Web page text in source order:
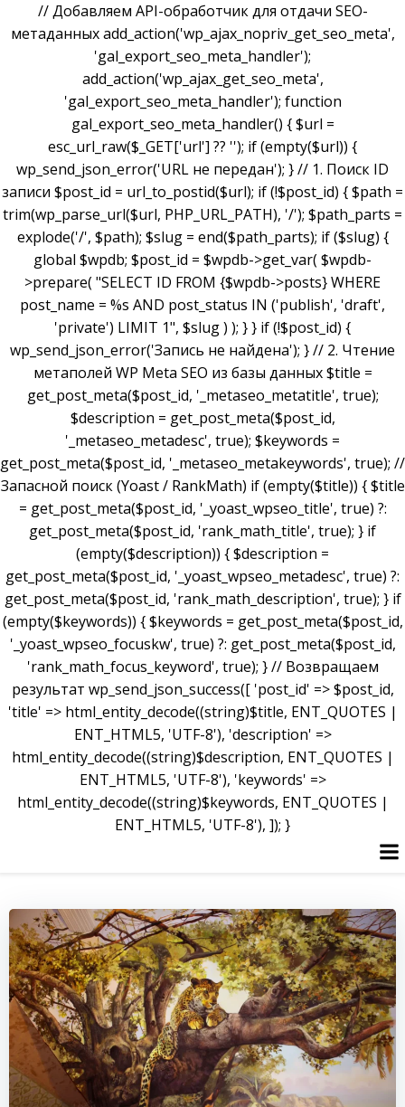
// Добавляем API-обработчик для отдачи SEO-
метаданных add_action('wp_ajax_nopriv_get_seo_meta',
'gal_export_seo_meta_handler');
add_action('wp_ajax_get_seo_meta',
'gal_export_seo_meta_handler'); function
gal_export_seo_meta_handler() { $url =
esc_url_raw($_GET['url'] ?? ''); if (empty($url)) {
wp_send_json_error('URL не передан'); } // 1. Поиск ID
записи $post_id = url_to_postid($url); if (!$post_id) { $path =
trim(wp_parse_url($url, PHP_URL_PATH), '/'); $path_parts =
explode('/', $path); $slug = end($path_parts); if ($slug) {
global $wpdb; $post_id = $wpdb->get_var( $wpdb-
>prepare( "SELECT ID FROM {$wpdb->posts} WHERE
post_name = %s AND post_status IN ('publish', 'draft',
'private') LIMIT 1", $slug ) ); } } if (!$post_id) {
wp_send_json_error('Запись не найдена'); } // 2. Чтение
метаполей WP Meta SEO из базы данных $title =
get_post_meta($post_id, '_metaseo_metatitle', true);
$description = get_post_meta($post_id,
'_metaseo_metadesc', true); $keywords =
get_post_meta($post_id, '_metaseo_metakeywords', true); //
Запасной поиск (Yoast / RankMath) if (empty($title)) { $title
= get_post_meta($post_id, '_yoast_wpseo_title', true) ?:
get_post_meta($post_id, 'rank_math_title', true); } if
(empty($description)) { $description =
get_post_meta($post_id, '_yoast_wpseo_metadesc', true) ?:
get_post_meta($post_id, 'rank_math_description', true); } if
(empty($keywords)) { $keywords = get_post_meta($post_id,
'_yoast_wpseo_focuskw', true) ?: get_post_meta($post_id,
'rank_math_focus_keyword', true); } // Возвращаем
результат wp_send_json_success([ 'post_id' => $post_id,
'title' => html_entity_decode((string)$title, ENT_QUOTES |
ENT_HTML5, 'UTF-8'), 'description' =>
html_entity_decode((string)$description, ENT_QUOTES |
ENT_HTML5, 'UTF-8'), 'keywords' =>
html_entity_decode((string)$keywords, ENT_QUOTES |
ENT_HTML5, 'UTF-8'), ]); }